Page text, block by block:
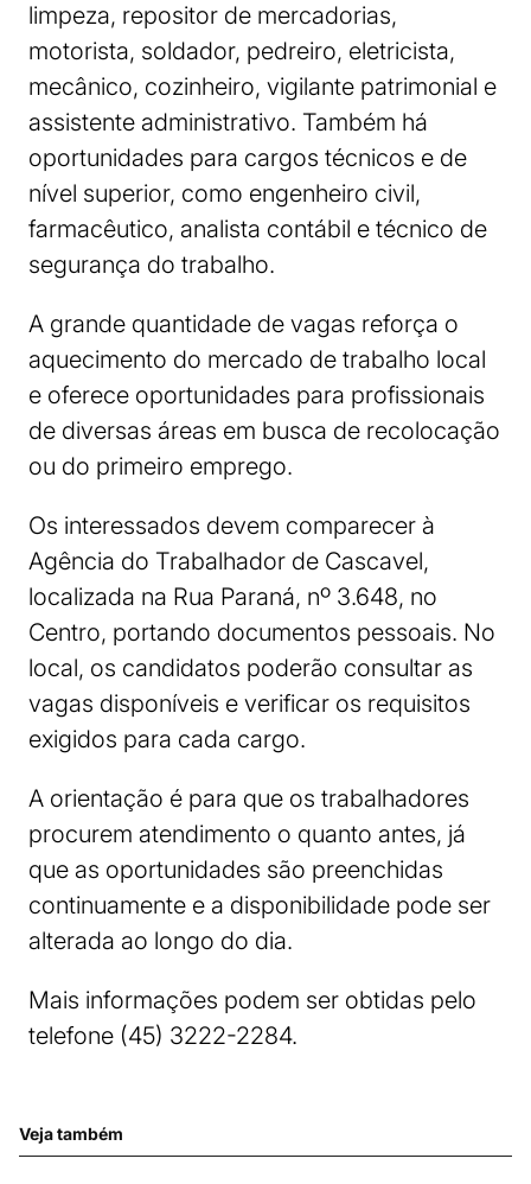
limpeza, repositor de mercadorias,
motorista, soldador, pedreiro, eletricista,
mecânico, cozinheiro, vigilante patrimonial e
assistente administrativo. Também há
oportunidades para cargos técnicos e de
nível superior, como engenheiro civil,
farmacêutico, analista contábil e técnico de
segurança do trabalho.
A grande quantidade de vagas reforça o
aquecimento do mercado de trabalho local
e oferece oportunidades para profissionais
de diversas áreas em busca de recolocação
ou do primeiro emprego.
Os interessados devem comparecer à
Agência do Trabalhador de Cascavel,
localizada na Rua Paraná, nº 3.648, no
Centro, portando documentos pessoais. No
local, os candidatos poderão consultar as
vagas disponíveis e verificar os requisitos
exigidos para cada cargo.
A orientação é para que os trabalhadores
procurem atendimento o quanto antes, já
que as oportunidades são preenchidas
continuamente e a disponibilidade pode ser
alterada ao longo do dia.
Mais informações podem ser obtidas pelo
telefone (45) 3222-2284.
Veja também